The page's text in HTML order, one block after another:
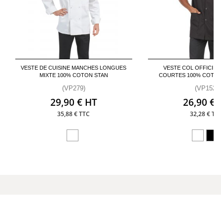
VESTE DE CUISINE MANCHES LONGUES
MIXTE 100% COTON STAN
(VP279)
29,90 € HT
35,88 € TTC
VESTE COL
COURTES 100%
(VP152)
26,90 €
32,28 €